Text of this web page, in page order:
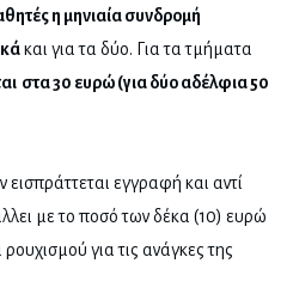
η μηνιαία συνδρομή
και για τα δύο. Για τα τμήματα
στα 30 ευρώ (για δύο αδέλφια 50
εγγραφή και αντί
με το ποσό των δέκα (10) ευρώ
για τις ανάγκες της